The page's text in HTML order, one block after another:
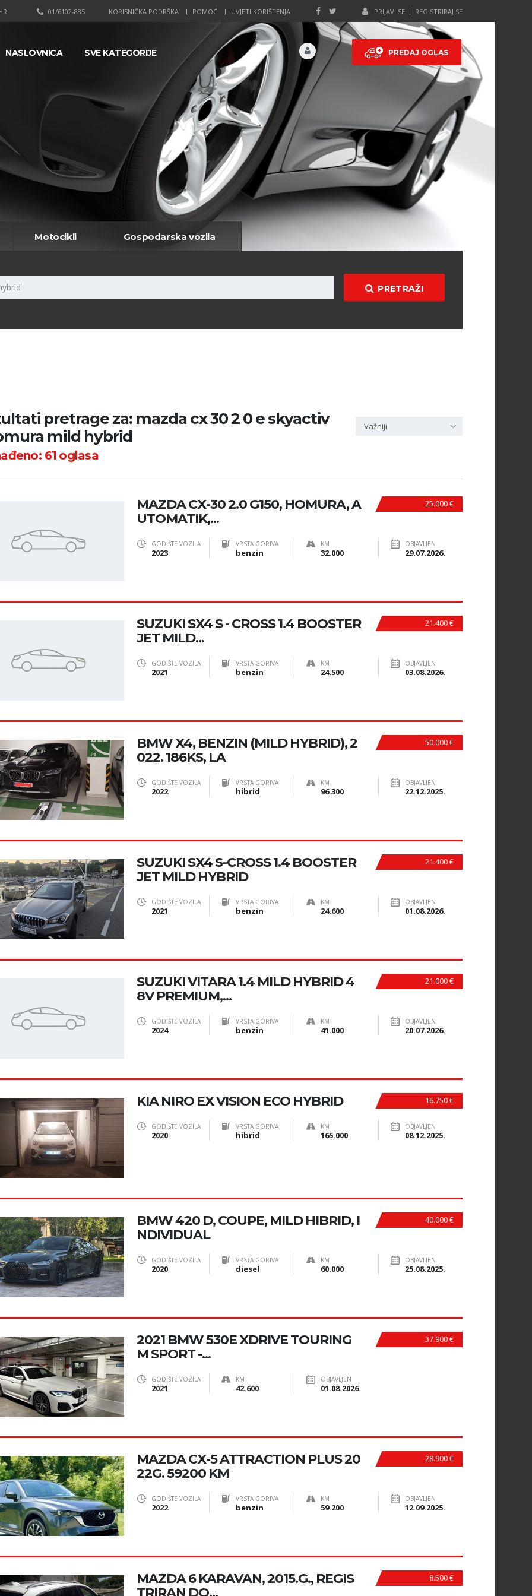
PRIJAVI SE REGISTRIRAJ SE
KORISNIČKA PODRŠKA POMOĆ UVJETI KORIŠTENJA
01/6102-885
PREDAJ OGLAS
NASLOVNICA SVE KATEGORIJE
Motocikli Gospodarska vozila
PRETRAŽI
pretrage za: mazda cx 30 2 0 e skyactiv
mild hybrid
61oglasa
Važniji
25.000 €
MAZDA CX-30 2.0 G150, HOMURA, A
UTOMATIK,...
GODIŠTE VOZILA
2023
VRSTA GORIVA
benzin
KM
32.000
OBJAVLJEN
29.07.2026.
21.400 €
SUZUKI SX4 S - CROSS 1.4 BOOSTER
JET MILD...
GODIŠTE VOZILA
2021
VRSTA GORIVA
benzin
KM
24.500
OBJAVLJEN
03.08.2026.
50.000 €
BMW X4, BENZIN (MILD HYBRID), 2
022. 186KS, LA
GODIŠTE VOZILA
2022
VRSTA GORIVA
hibrid
KM
96.300
OBJAVLJEN
22.12.2025.
21.400 €
SUZUKI SX4 S-CROSS 1.4 BOOSTER
JET MILD HYBRID
GODIŠTE VOZILA
2021
VRSTA GORIVA
benzin
KM
24.600
OBJAVLJEN
01.08.2026.
21.000 €
SUZUKI VITARA 1.4 MILD HYBRID 4
8V PREMIUM,...
GODIŠTE VOZILA
2024
VRSTA GORIVA
benzin
KM
41.000
OBJAVLJEN
20.07.2026.
16.750 €
KIA NIRO EX VISION ECO HYBRID
GODIŠTE VOZILA
2020
VRSTA GORIVA
hibrid
KM
165.000
OBJAVLJEN
08.12.2025.
40.000 €
BMW 420 D, COUPE, MILD HIBRID, I
NDIVIDUAL
GODIŠTE VOZILA
2020
VRSTA GORIVA
diesel
KM
60.000
OBJAVLJEN
25.08.2025.
37.900 €
2021 BMW 530E XDRIVE TOURING
M SPORT -...
GODIŠTE VOZILA
2021
KM
42.600
OBJAVLJEN
01.08.2026.
28.900 €
MAZDA CX-5 ATTRACTION PLUS 20
22G. 59200 KM
GODIŠTE VOZILA
2022
VRSTA GORIVA
benzin
KM
59.200
OBJAVLJEN
12.09.2025.
8.500 €
MAZDA 6 KARAVAN, 2015.G., REGIS
TRIRAN DO...